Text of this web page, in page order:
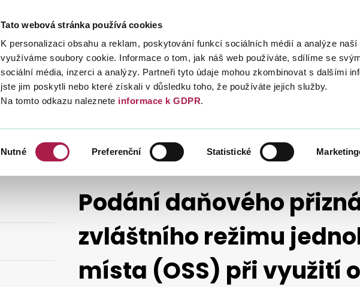
Tato webová stránka používá cookies
K personalizaci obsahu a reklam, poskytování funkcí sociálních médií a analýze
využíváme soubory cookie. Informace o tom, jak náš web používáte, sdílíme se
sociální média, inzerci a analýzy. Partneři tyto údaje mohou zkombinovat s dalšími
jste jim poskytli nebo které získali v důsledku toho, že používáte jejich služby.
Na tomto odkazu naleznete informace k GDPR.
Nutné Preferenční Statistické
Finanční správa Daně Mezinárodní spolupráce
Podání daňového
zvláštního režimu
místa (OSS) při využití